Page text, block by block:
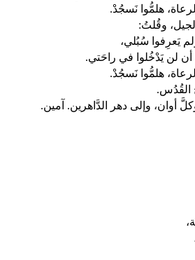
هلمُّوا نَسجُدْ.
وقُلتُ:
يَعرِفوا سُبُلي،
لن يَدْخُلوا في راحَتي.
هلمُّوا نَسجُدْ.
القُدُس.
أوان، وإلى دهر الدَّاهرين. آمين.